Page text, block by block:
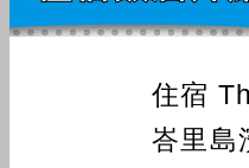
住宿
峇里島